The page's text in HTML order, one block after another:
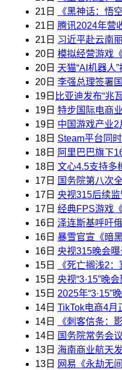
21日
《黑神话：悟
21日 腾讯2024年营
21日 习近平赴云南
20日 模拟经营游戏
20日 天猫“AI机器人
20日 李强总理签署
19日 比亚迪发布“兆
19日 特步国际电商
19日 中国游戏产业
18日 Steam平台同
18日
阿里巴巴旗下
18日 文心4.5支持多
17日
国务院第八次
17日 央视315后续
17日 经典FPS游戏
16日 泽连斯基呼吁
16日 暴雪官宣《暗
16日 央视315晚会
15日
《死亡搁浅2
15日 央视“3·15”晚
15日 2025年“3·15”
14日 TikTok电商4月
14日
《刺客信条：
14日
国务院常务会
13日 海南商业航天
13日
网易《永劫无